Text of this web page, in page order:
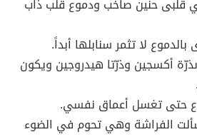
قلبى حنين صاخب ودموع قلب ذاب
لا تثمر سنابلها أبداً.
أكسجين وذرّتا هيدروجين ويكون
حتى تغسل أعماق نفسي.
سألت الفراشة وهي تحوم في الضوء